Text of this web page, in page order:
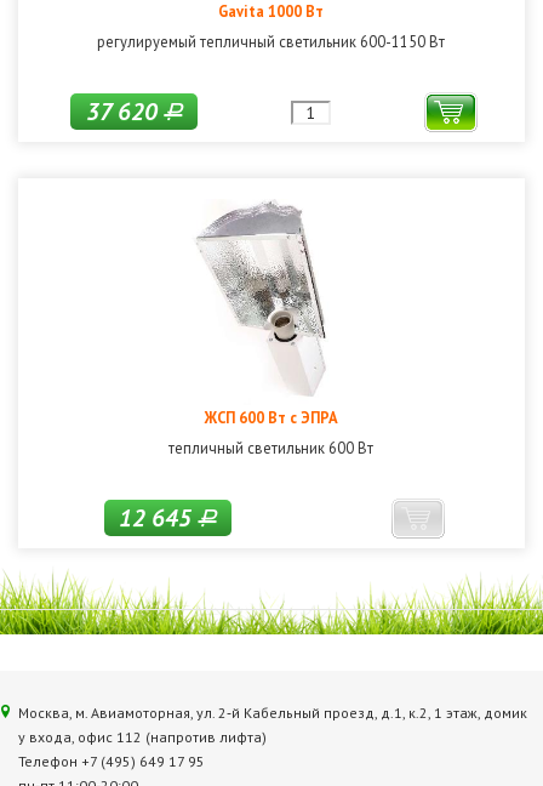
Gavita 1000 Вт
регулируемый тепличный светильник 600-1150 Вт
37 620Р
ЖСП 600 Вт с ЭПРА
тепличный светильник 600 Вт
12 645Р
Москва, м. Авиамоторная, ул. 2‑й Кабельный проезд, д.1, к.2, 1 этаж, домик
у входа, офис 112 (напротив лифта)
Телефон +7 (495) 649 17 95